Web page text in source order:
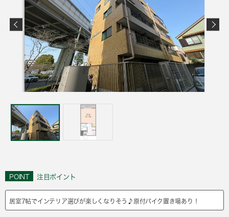
POINT 注目ポイント
居室7帖でインテリア選びが楽しくなりそう♪原付バイク置き場あり！